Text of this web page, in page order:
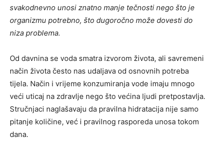
svakodnevno unosi znatno manje tečnosti nego što je
organizmu potrebno, što dugoročno može dovesti do
niza problema.
Od davnina se voda smatra izvorom života, ali savremeni
način života često nas udaljava od osnovnih potreba
tijela. Način i vrijeme konzumiranja vode imaju mnogo
veći uticaj na zdravlje nego što većina ljudi pretpostavlja.
Stručnjaci naglašavaju da pravilna hidratacija nije samo
pitanje količine, već i pravilnog rasporeda unosa tokom
dana.